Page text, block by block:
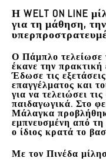
Η WELT ON LINE
για τη μάθηση,
Ο Πάμπλο τελείωσε
έκανε την
Έδωσε τις
επαγγέλματος και
για να τελειώσει
παιδαγωγικά. Στο
Μάλαγκα
εμπνευσμένη από
ο ίδιος κρατά το
Με τον Πινέδα